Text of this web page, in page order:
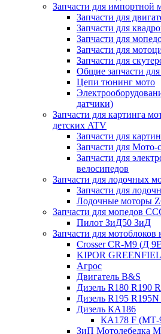
Запчасти для
Запчасти для
Запчасти для
Запчасти для
Запчасти для
Запчасти для
Общие запчасти
Цепи тюнинг мото
датчики)
Запчасти для картинга
детских ATV
Запчасти для
Запчасти для Мото-
Запчасти для
велосипедов
Запчасти для лодочных
Запчасти для
Лодочные моторы
Запчасти для мопедов
Пилот ЗиД50 ЗиД
Запчасти для мотоблоков
Crosser CR-M9 (Д
KIPOR
Агрос
Двигатель B&S
Дизель R180 R190
Дизель R195
Дизель КА186
КА178 F (МТ-
ЗиП Мотолебедка